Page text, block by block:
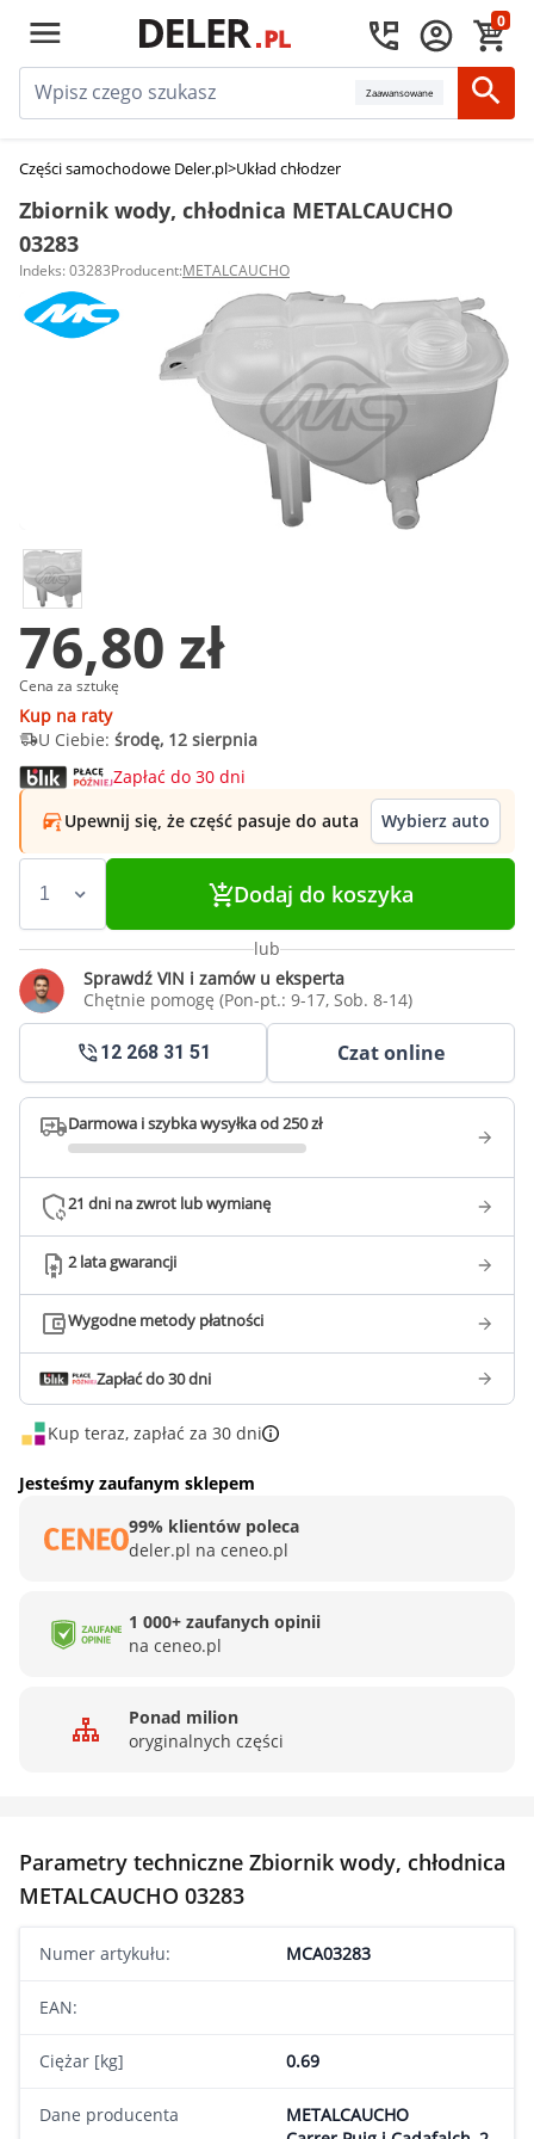
0
Zaawansowane
Części samochodowe Deler.pl>Układ chłodzenia silnika
Zbiornik wody, chłodnica METALCAUCHO
03283
Indeks: 03283Producent:METALCAUCHO
76,80 zł
Cena za sztukę
Kup na raty
U Ciebie: środę, 12 sierpnia
Zapłać do 30 dni
Upewnij się, że część pasuje do auta
Wybierz auto
Dodaj do koszyka
lub
Sprawdź VIN i zamów u eksperta
Chętnie pomogę (Pon-pt.: 9-17, Sob. 8-14)
12 268 31 51 Czat online
Darmowa i szybka wysyłka od 250 zł
21 dni na zwrot lub wymianę
2 lata gwarancji
Wygodne metody płatności
Zapłać do 30 dni
Kup teraz, zapłać za 30 dni
Jesteśmy zaufanym sklepem
99% klientów poleca
deler.pl na ceneo.pl
1 000+ zaufanych opinii
na ceneo.pl
Ponad milion
oryginalnych części
Parametry techniczne Zbiornik wody, chłodnica
METALCAUCHO 03283
Numer artykułu: MCA03283
EAN:
Ciężar [kg] 0.69
Dane producenta
METALCAUCHO